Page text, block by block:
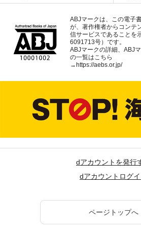
ABJマークは、この電子
が、著作権者からコンテ
信サービスであることを
6091713号）です。
ABJマークの詳細、ABJ
の一覧はこちら
→ https://aebs.or.jp/
dアカウントを発行
dアカウントログ
ページトップへ